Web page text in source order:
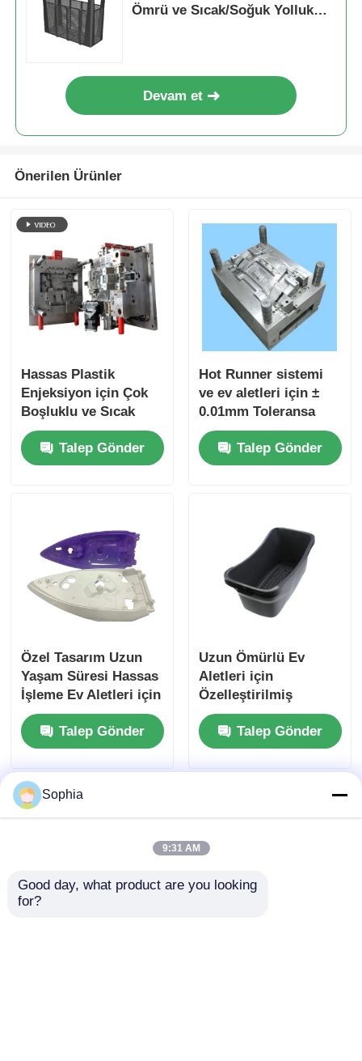
Ömrü ve Sıcak/Soğuk Yolluk
Devam et
Önerilen Ürünler
Hassas Plastik
Enjeksiyon için Çok
Boşluklu ve Sıcak
Yolluklu Özel Tasarım
Ev Aletleri Kalıbı
Talep Gönder
Hot Runner sistemi
ve ev aletleri için ±
0.01mm Toleransa
sahip hassas plastik
enjeksiyon kalıbı
Talep Gönder
Özel Tasarım Uzun
Yaşam Süresi Hassas
İşleme Ev Aletleri için
Plastik Enjeksiyon
KalıplarıTalep Gönder
Uzun Ömürlü Ev
Aletleri için
Özelleştirilmiş
Hassas Plastik Kalıp
Talep Gönder
Sophia
9:31 AM
Good day, what product are you looking
for?